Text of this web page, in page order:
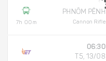
7h 00m
PHNÔM PÊNH
Cannon Rifle
06:30
T5, 13/08